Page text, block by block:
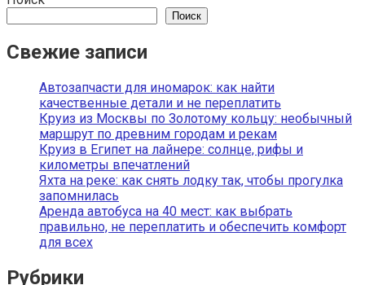
Поиск
Свежие записи
Автозапчасти для иномарок: как найти
качественные детали и не переплатить
Круиз из Москвы по Золотому кольцу: необычный
маршрут по древним городам и рекам
Круиз в Египет на лайнере: солнце, рифы и
километры впечатлений
Яхта на реке: как снять лодку так, чтобы прогулка
запомнилась
Аренда автобуса на 40 мест: как выбрать
правильно, не переплатить и обеспечить комфорт
для всех
Рубрики